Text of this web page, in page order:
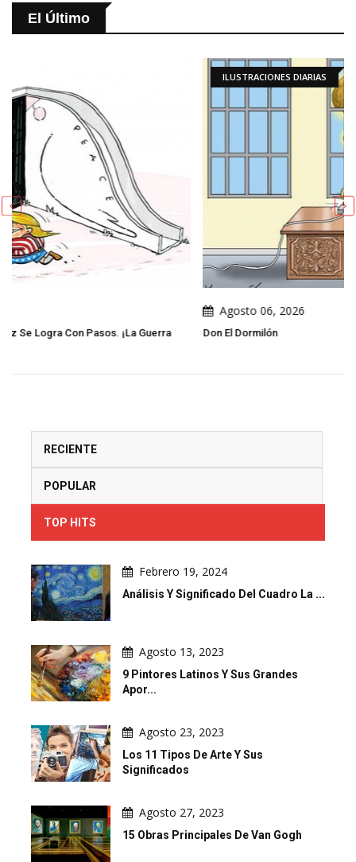
El Último
Don El Dormilón
RECIENTE
POPULAR
TOP HITS
Febrero 19, 2024
Análisis Y Significado Del Cuadro La ...
Agosto 13, 2023
9 Pintores Latinos Y Sus Grandes
Apor...
Agosto 23, 2023
Los 11 Tipos De Arte Y Sus
Significados
Agosto 27, 2023
15 Obras Principales De Van Gogh